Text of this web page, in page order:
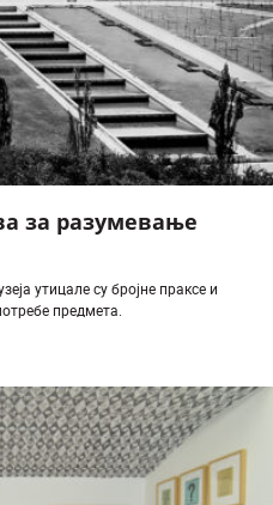
за разумевање
утицале су бројне праксе и
предмета.